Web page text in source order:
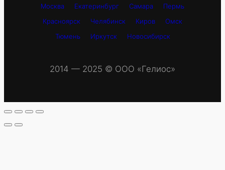
Москва Екатеринбург Самара
Пермь
Красноярск
Челябинск Киров
Омск
Тюмень
Иркутск Новосибирск
2014 — 2025 © OOO «Гелиос»